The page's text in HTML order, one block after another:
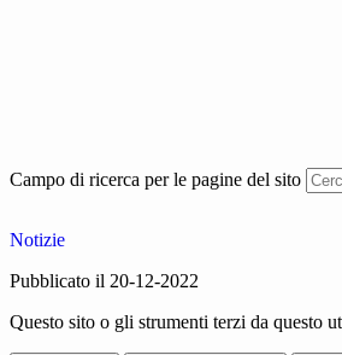
Campo di ricerca per le pagine del sito
Notizie
Pubblicato il 20-12-2022
Questo sito o gli strumenti terzi da questo